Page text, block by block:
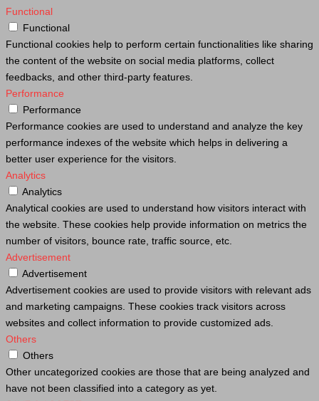
Functional
Functional
Functional cookies help to perform certain functionalities like sharing
the content of the website on social media platforms, collect
feedbacks, and other third-party features.
Performance
Performance
Performance cookies are used to understand and analyze the key
performance indexes of the website which helps in delivering a
better user experience for the visitors.
Analytics
Analytics
Analytical cookies are used to understand how visitors interact with
the website. These cookies help provide information on metrics the
number of visitors, bounce rate, traffic source, etc.
Advertisement
Advertisement
Advertisement cookies are used to provide visitors with relevant ads
and marketing campaigns. These cookies track visitors across
websites and collect information to provide customized ads.
Others
Others
Other uncategorized cookies are those that are being analyzed and
have not been classified into a category as yet.